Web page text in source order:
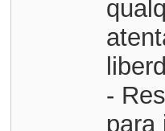
-
para